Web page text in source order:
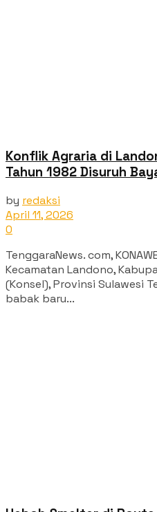
Konflik Agraria di
Tahun 1982 Disuruh
by redaksi
April 11, 2026
0
TenggaraNews. com,
Kecamatan Landono,
(Konsel), Provinsi Sulawesi
babak baru...